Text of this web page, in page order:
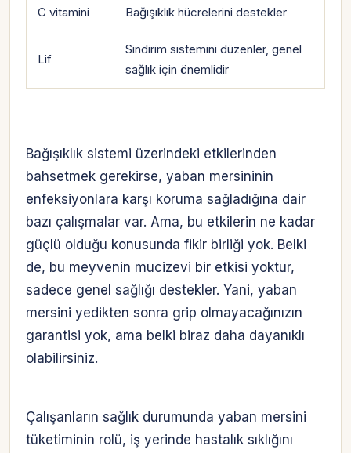
C vitamini Bağışıklık hücrelerini destekler
Lif
Sindirim sistemini düzenler, genel
sağlık için önemlidir
Bağışıklık sistemi üzerindeki etkilerinden
bahsetmek gerekirse, yaban mersininin
enfeksiyonlara karşı koruma sağladığına dair
bazı çalışmalar var. Ama, bu etkilerin ne kadar
güçlü olduğu konusunda fikir birliği yok. Belki
de, bu meyvenin mucizevi bir etkisi yoktur,
sadece genel sağlığı destekler. Yani, yaban
mersini yedikten sonra grip olmayacağınızın
garantisi yok, ama belki biraz daha dayanıklı
olabilirsiniz.
Çalışanların sağlık durumunda yaban mersini
tüketiminin rolü, iş yerinde hastalık sıklığını